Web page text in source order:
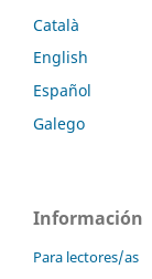
Català
English
Español
Galego
Información
Para lectores/as